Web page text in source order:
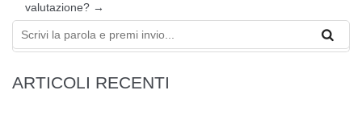
valutazione? →
ARTICOLI RECENTI